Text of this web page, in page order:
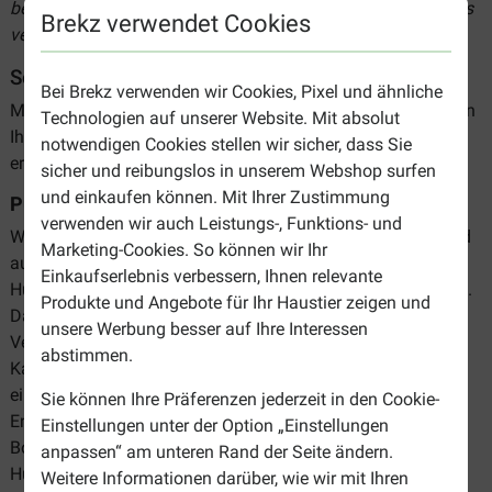
Brekz verwendet Cookies
Bei Brekz verwenden wir Cookies, Pixel und ähnliche
Technologien auf unserer Website. Mit absolut
notwendigen Cookies stellen wir sicher, dass Sie
sicher und reibungslos in unserem Webshop surfen
und einkaufen können. Mit Ihrer Zustimmung
verwenden wir auch Leistungs-, Funktions- und
Marketing-Cookies. So können wir Ihr
Einkaufserlebnis verbessern, Ihnen relevante
Produkte und Angebote für Ihr Haustier zeigen und
unsere Werbung besser auf Ihre Interessen
abstimmen.
Sie können Ihre Präferenzen jederzeit in den Cookie-
Einstellungen unter der Option „Einstellungen
anpassen“ am unteren Rand der Seite ändern.
Weitere Informationen darüber, wie wir mit Ihren
bestellen. Bestellungen ab 28 € werden außerdem kostenlos
versandt.
Sortiment von Bosch Hundefutter
Mühe bei der Auswahl der geeignetsten Variante? Wir stellen
Ihnen das Sortiment gerne kurz vor, um Ihnen die Wahl zu
erleichtern.
Puppy und Junior
Welpen und junge Hunde benötigen viel Energie, um gesund
aufzuwachsen. Welpenfutter ist auf die Bedürfnisse junger
Hunde zugeschnitten, die sich noch voll entwickeln müssen.
Das Futter enthält mehr Energie und mehr Eiweiß im
Vergleich zu Futter für erwachsene Hunde. Die Menge an
Kalzium und Phosphor im Welpenfutter ist angepasst, um
einen optimalen Beitrag zum Wachstum und zur
Entwicklung Ihres Welpen zu leisten. Das Welpenfutter von
Bosch unterscheidet sich zwischen Welpen und jungen
Hunden großer Rassen (Maxi), kleiner Rassen ( Mini) und